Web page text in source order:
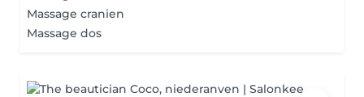
Massage cranien
Massage dos